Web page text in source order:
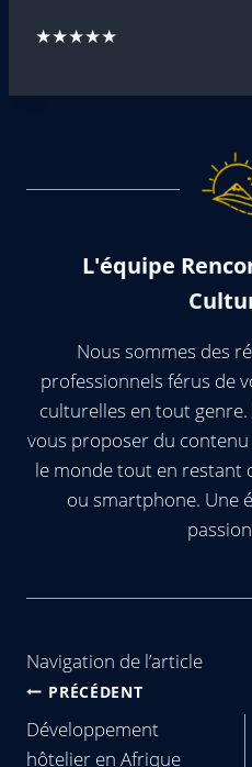
★★★★★
L'équipe
Nous sommes des
professionnels férus de
culturelles en tout
vous proposer du
le monde tout en
ou smartphone. Une
Navigation de l’article
PRÉCÉDENT
Développement
hôtelier en Afrique